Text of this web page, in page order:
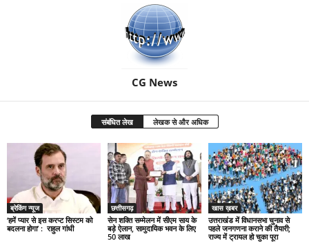
CG News
संबंधित लेख लेखक से और अधिक
ब्रेकिंग न्यूज
‘हमें प्यार से इस करप्ट सिस्टम को
बदलना होगा’ : राहुल गांधी
छत्तीसगढ़
सेन शक्ति सम्मेलन में सीएम साय के
बड़े ऐलान, सामुदायिक भवन के लिए
50 लाख
खास ख़बर
उत्तराखंड में विधानसभा चुनाव से
पहले जनगणना कराने की तैयारी;
राज्य में ट्रायल हो चुका पूरा